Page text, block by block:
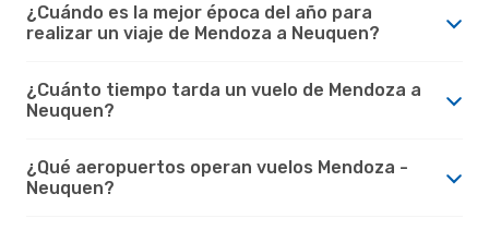
¿Cuándo es la mejor época del año para
realizar un viaje de Mendoza a Neuquen?
¿Cuánto tiempo tarda un vuelo de Mendoza a
Neuquen?
¿Qué aeropuertos operan vuelos Mendoza -
Neuquen?